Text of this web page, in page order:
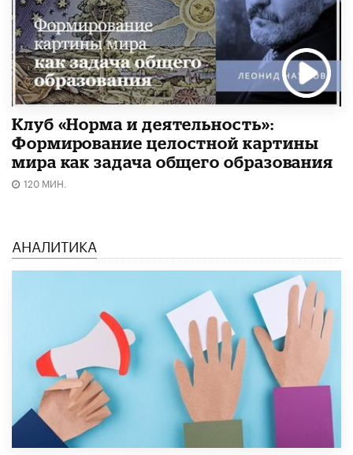
Клуб «Норма и деятельность»:
Формирование целостной картины
мира как задача общего образования
120 МИН.
АНАЛИТИКА